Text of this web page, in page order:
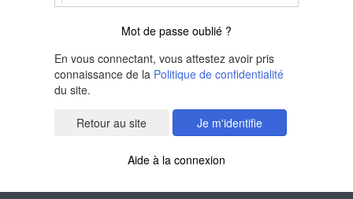
Mot de passe oublié ?
En vous connectant, vous attestez avoir pris
connaissance de la Politique de confidentialité
du site.
Je m'identifie
Aide à la connexion